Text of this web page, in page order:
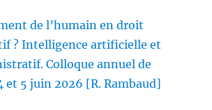
de l’humain en droit
? Intelligence artificielle et
Colloque annuel de
et 5 juin 2026 [R. Rambaud]